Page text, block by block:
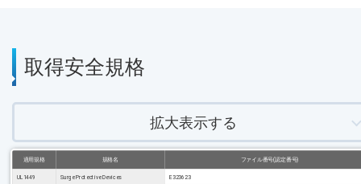
取得安全規格
拡大表示する
適用規格 規格名 ファイル番号(認定番号)
UL1449 Surge Protective Devices E323623